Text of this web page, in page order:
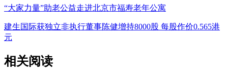
“大家力量”助老公益走进北京市福寿老年公寓
建生国际获独立非执行董事陈健增持8000股 每股作价0.565港
元
相关阅读